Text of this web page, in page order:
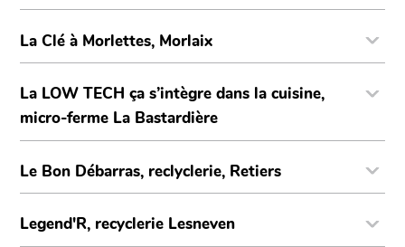
La Clé à Morlettes, Morlaix
La LOW TECH ça s’intègre dans la cuisine,
micro-ferme La Bastardière
Le Bon Débarras, reclyclerie, Retiers
Legend'R, recyclerie Lesneven